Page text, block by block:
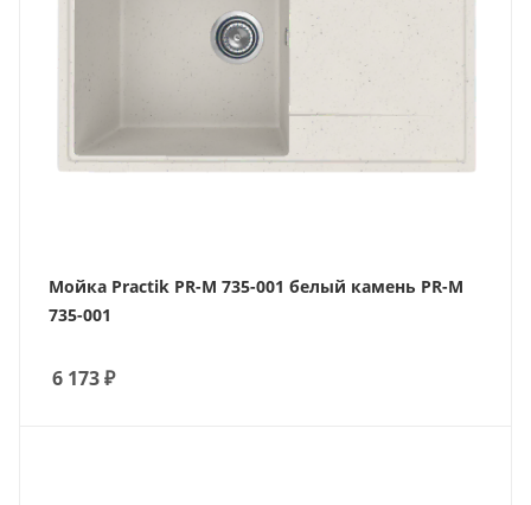
Мойка Practik PR-M 735-001 белый камень PR-M
735-001
6 173₽